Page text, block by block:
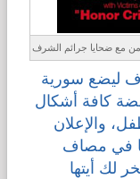
مع ضحايا جرائم الشرف
ليضع سورية
كافة أشكال
والإعلان
في مصاف
لك أيتها